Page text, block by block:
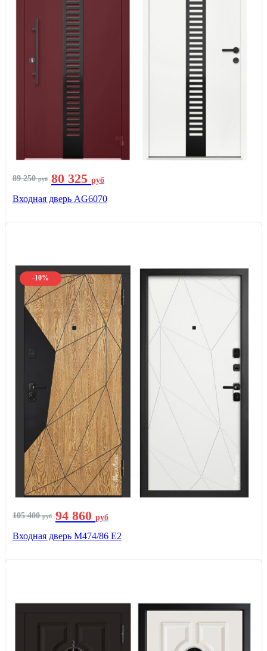
89 250руб 80 325 руб
Входная дверь AG6070
-10%
105 400руб 94 860 руб
Входная дверь М474/86 Е2